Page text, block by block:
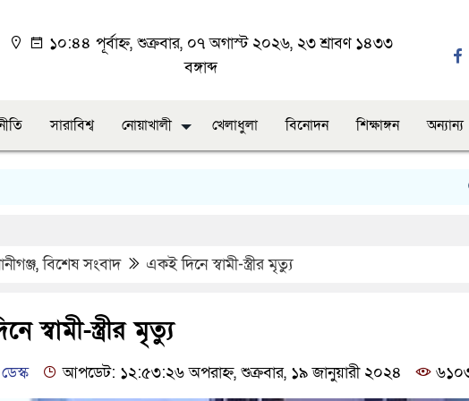
১০:৪৪ পূর্বাহ্ন, শুক্রবার, ০৭ অগাস্ট ২০২৬, ২৩ শ্রাবণ ১৪৩৩
বঙ্গাব্দ
সারাবিশ্ব নোয়াখালী খেলাধুলা বিনোদন শিক্ষাঙ্গন অন্যান্য
,বিশেষ সংবাদ একই দিনে স্বামী-স্ত্রীর মৃত্যু
স্বামী-স্ত্রীর মৃত্যু
আপডেট: ১২:৫৩:২৬ অপরাহ্ন, শুক্রবার, ১৯ জানুয়ারী ২০২৪